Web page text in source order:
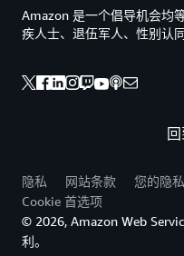
Amazon 是一个倡导机会均
疾人士、退伍军人、性别认
隐私 网站条款
您的隐
Cookie 首选项
© 2026, Amazon Web
利。